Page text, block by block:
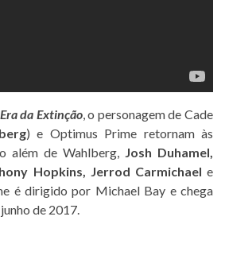
da Extinção, o personagem de Cade
) e Optimus Prime retornam às
além de Wahlberg, Josh Duhamel,
Hopkins, Jerrod Carmichael e
é dirigido por Michael Bay e chega
de 2017.